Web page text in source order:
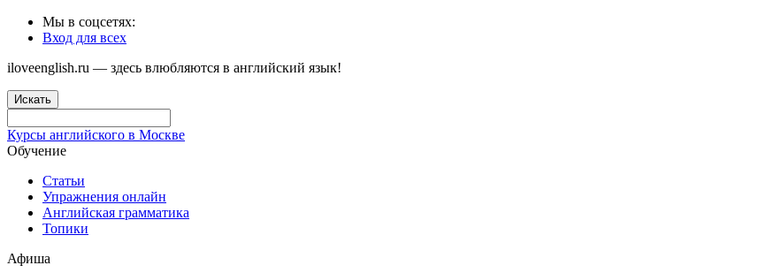
Мы в соцсетях:
Вход для всех
iloveenglish.ru — здесь влюбляются в английский язык!
Искать
Курсы английского в Москве
Обучение
Статьи
Упражнения онлайн
Английская грамматика
Топики
Афиша